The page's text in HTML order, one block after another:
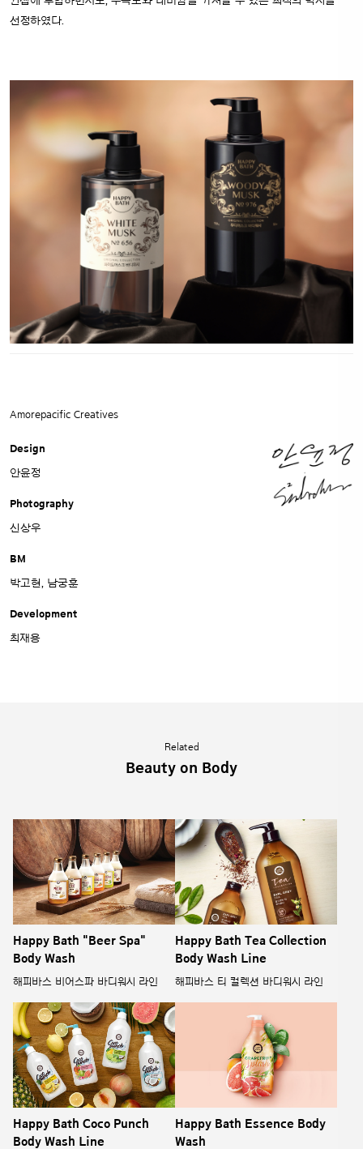
선정하였다.
Amorepacific Creatives
Design
안윤정
Photography
신상우
BM
박고현, 남궁훈
Development
최재용
Related
Beauty on Body
Happy Bath "Beer Spa"
Body Wash
해피바스 비어스파 바디워시 라인
Happy Bath Tea Collection
Body Wash Line
해피바스 티 컬렉션 바디워시 라인
Happy Bath Coco Punch
Body Wash Line
Happy Bath Essence Body
Wash